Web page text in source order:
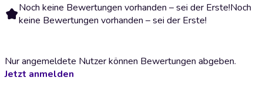
Noch keine Bewertungen vorhanden – sei der Erste!Noch
keine Bewertungen vorhanden – sei der Erste!
Nur angemeldete Nutzer können Bewertungen abgeben.
Jetzt anmelden